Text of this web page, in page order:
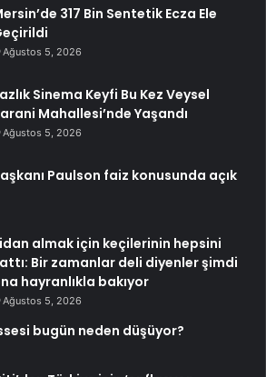
317 Bin Sentetik Ecza Ele
Ağustos 5, 2026
Sinema Keyfi Bu Kez Veysel
Mahallesi’nde Yaşandı
Ağustos 5, 2026
Paulson faiz konusunda açık
almak için keçilerinin hepsini
Bir zamanlar deli diyenler şimdi
hayranlıkla bakıyor
Ağustos 5, 2026
bugün neden düşüyor?